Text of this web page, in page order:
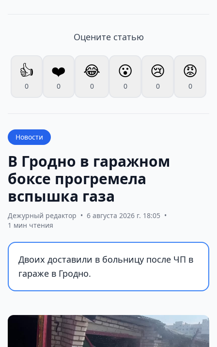
Оцените статью
👍
0
❤️
0
😂
0
😮
0
😢
0
😡
0
Новости
В Гродно в гаражном
боксе прогремела
вспышка газа
Дежурный редактор • 6 августа 2026 г. 18:05 •
1 мин чтения
Двоих доставили в больницу после ЧП в
гараже в Гродно.